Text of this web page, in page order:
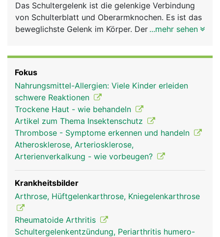
News
Rubriken
Das Schultergelenk ist die gelenkige Verbindung
von Schulterblatt und Oberarmknochen. Es ist das
beweglichste Gelenk im Körper. Der besonders
der flachen Gelenkpfanne des Schulterblattes
bewegt. Damit die Knochen nicht aufeinander
reiben, sind sie mit Gelenkknorpel bezogen und in
Gelenkschmiere eingebettet. Um das sehr
bewegliche Schultergelenk stabil zu halten, wird
es von einer komplexen Struktur aus
Gelenkkapsel, Schleimbeuteln, Bändern sowie vier
kleinere Muskeln und deren Sehnen (sogenannte
Rotatorenmanschette) und dem grossen
Schultermuskel (Deltoideus) umgeben. Die
Bewegung des Armes wird durch das
Zusammenspiel von Gelenk, Bändern und Muskeln
ermöglicht.
...mehr sehen
Fokus
Nahrungsmittel-Allergien: Viele Kinder erleiden
schwere Reaktionen
Trockene Haut - wie behandeln
Artikel zum Thema Insektenschutz
Thrombose - Symptome erkennen und handeln
Atherosklerose, Arteriosklerose,
Arterienverkalkung - wie vorbeugen?
Krankheitsbilder
Arthrose, Hüftgelenkarthrose, Kniegelenkarthrose
Rheumatoide Arthritis
Schultergelenkentzündung, Periarthritis humero-